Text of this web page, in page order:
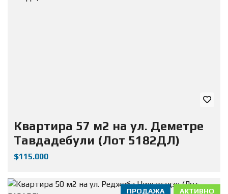
Квартира 57 м2 на ул. Деметре
Тавдадебули (Лот 5182ДЛ)
$115.000
АКТИВНО
ПРОДАЖА